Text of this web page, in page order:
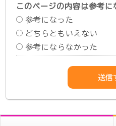
このページの内容は参考に
参考になった
どちらともいえない
参考にならなかった